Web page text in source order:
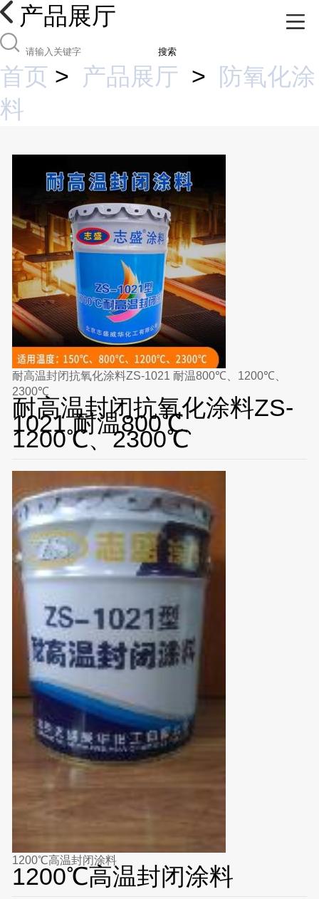
产品展厅
搜索
首页 > 产品展厅 >
防氧化涂
料
耐高温封闭抗氧化涂料ZS-1021 耐温800℃、1200℃、
2300℃
耐高温封闭抗氧化涂料ZS-
1021 耐温800℃、
1200℃、2300℃
1200℃高温封闭涂料
1200℃高温封闭涂料